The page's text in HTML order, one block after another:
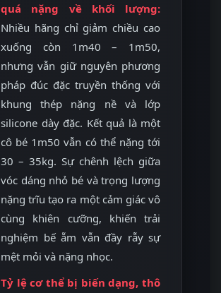
quá nặng về khối lượng:
Nhiều hãng chỉ giảm chiều cao
xuống còn 1m40 – 1m50,
nhưng vẫn giữ nguyên phương
pháp đúc đặc truyền thống với
khung thép nặng nề và lớp
silicone dày đặc. Kết quả là một
cô bé 1m50 vẫn có thể nặng tới
30 – 35kg. Sự chênh lệch giữa
vóc dáng nhỏ bé và trọng lượng
nặng trĩu tạo ra một cảm giác vô
cùng khiên cưỡng, khiến trải
nghiệm bế ẵm vẫn đầy rẫy sự
mệt mỏi và nặng nhọc.
Tỷ lệ cơ thể bị biến dạng, thô